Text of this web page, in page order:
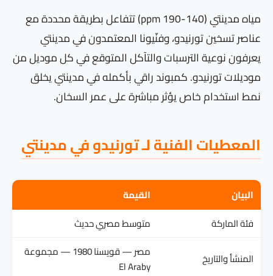
مياه مدينتي (140-190 ppm) تتفاعل بطريقة محددة مع
عناصر تسخين تورنيدو، وفنّيونا المعتمدون في مدينتي
يعرفون نوعية الترسبات والتآكل المتوقع في كل موديل من
موديلات تورنيدو. كمبوند راقي بأكمله في مدينتي يخلق
نمط استخدام خاص يؤثر مباشرة على عمر السخان.
المعطيات الفنية لـ تورنيدو في مدينتي
البيان
القيمة
فئة الماركة
متوسط مصري حديث
المنشأ والتاريخ
مصر — قويسنا 1980 — مجموعة
El Araby